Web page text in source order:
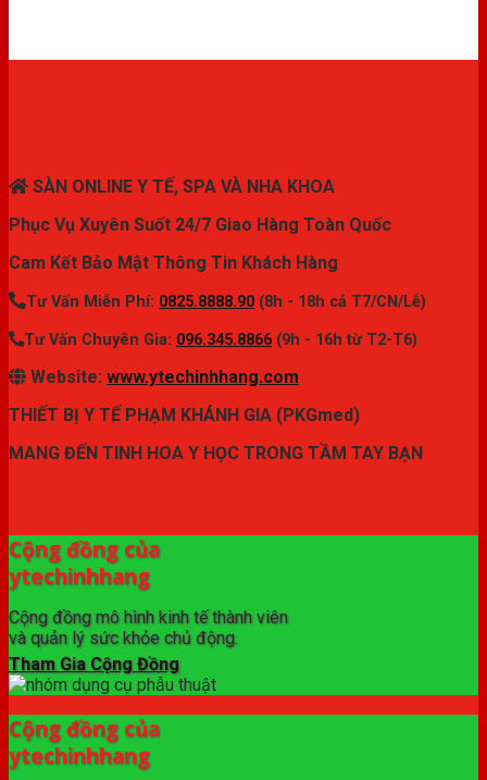
SÀN ONLINE Y TẾ, SPA VÀ NHA KHOA
Phục Vụ Xuyên Suốt 24/7 Giao Hàng Toàn Quốc
Cam Kết Bảo Mật Thông Tin Khách Hàng
Tư Vấn Miễn Phí: 0825.8888.90 (8h - 18h cả T7/CN/Lễ)
Tư Vấn Chuyên Gia: 096.345.8866 (9h - 16h từ T2-T6)
Website: www.ytechinhhang.com
THIẾT BỊ Y TẾ PHẠM KHÁNH GIA (PKGmed)
MANG ĐẾN TINH HOA Y HỌC TRONG TẦM TAY BẠN
Cộng đồng của
ytechinhhang
Cộng đồng mô hình kinh tế thành viên
và quản lý sức khỏe chủ động.
Tham Gia Cộng Đồng
Cộng đồng của
ytechinhhang